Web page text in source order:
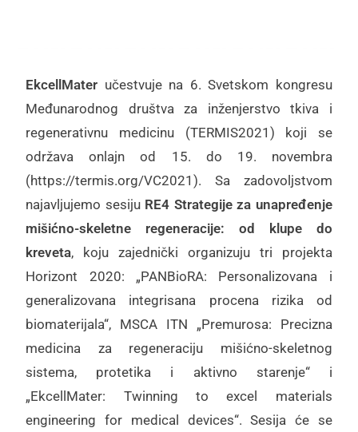
EkcellMater učestvuje na 6. Svetskom kongresu
Međunarodnog društva za inženjerstvo tkiva i
regenerativnu medicinu (TERMIS2021) koji se
održava onlajn od 15. do 19. novembra
(https://termis.org/VC2021). Sa zadovolјstvom
najavlјujemo sesiju RE4 Strategije za unapređenje
mišićno-skeletne regeneracije: od klupe do
kreveta, koju zajednički organizuju tri projekta
Horizont 2020: „PANBioRA: Personalizovana i
generalizovana integrisana procena rizika od
biomaterijala“, MSCA ITN „Premurosa: Precizna
medicina za regeneraciju mišićno-skeletnog
sistema, protetika i aktivno starenje“ i
„EkcellMater: Twinning to excel materials
engineering for medical devices“. Sesija će se